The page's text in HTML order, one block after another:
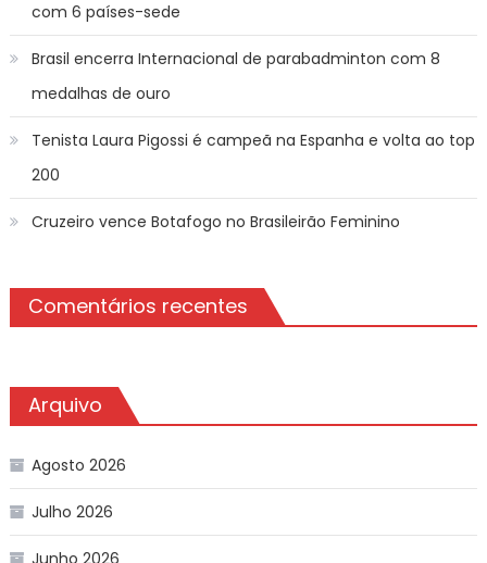
com 6 países-sede
Brasil encerra Internacional de parabadminton com 8
medalhas de ouro
Tenista Laura Pigossi é campeã na Espanha e volta ao top
200
Cruzeiro vence Botafogo no Brasileirão Feminino
Comentários recentes
Arquivo
Agosto 2026
Julho 2026